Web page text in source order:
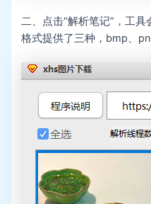
二、点击“解析笔记”，工
格式提供了三种，bmp、